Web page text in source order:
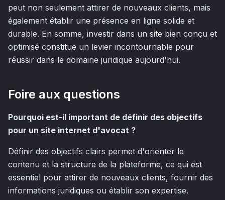
peut non seulement attirer de nouveaux clients, mais
également établir une présence en ligne solide et
durable. En somme, investir dans un site bien conçu et
optimisé constitue un levier incontournable pour
réussir dans le domaine juridique aujourd'hui.
Foire aux questions
Pourquoi est-il important de définir des objectifs
pour un site internet d'avocat ?
Définir des objectifs clairs permet d'orienter le
contenu et la structure de la plateforme, ce qui est
essentiel pour attirer de nouveaux clients, fournir des
informations juridiques ou établir son expertise.